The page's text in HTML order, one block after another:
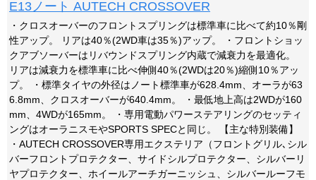
E13ノート AUTECH CROSSOVER
・クロスオーバーのフロントスプリングは標準車に比べて約10％剛
性アップ。 リアは40％(2WD車は35％)アップ。 ・フロントショッ
クアブソーバーはリバウンドスプリング内蔵で減衰力を最適化。
リアは減衰力を標準車に比べ伸側40％(2WDは20％)縮側10％アッ
プ。 ・標準タイヤの外径はノート標準車が628.4mm、オーラが63
6.8mm、クロスオーバーが640.4mm。 ・最低地上高は2WDが160
mm、4WDが165mm。 ・専用電動パワーステアリングのセッティ
ングはオーラニスモやSPORTS SPECと同じ。 【主な特別装備】
・AUTECH CROSSOVER専用エクステリア（フロントグリル､シル
バーフロントプロテクター、サイドシルプロテクター、シルバーリ
ヤプロテクター、ホイールアーチガーニッシュ、シルバールーフモ